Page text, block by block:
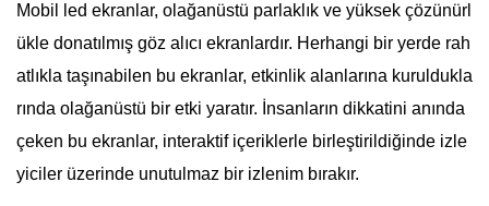
Mobil led ekranlar, olağanüstü parlaklık ve yüksek çözünürl
ükle donatılmış göz alıcı ekranlardır. Herhangi bir yerde rah
atlıkla taşınabilen bu ekranlar, etkinlik alanlarına kuruldukla
rında olağanüstü bir etki yaratır. İnsanların dikkatini anında
çeken bu ekranlar, interaktif içeriklerle birleştirildiğinde izle
yiciler üzerinde unutulmaz bir izlenim bırakır.